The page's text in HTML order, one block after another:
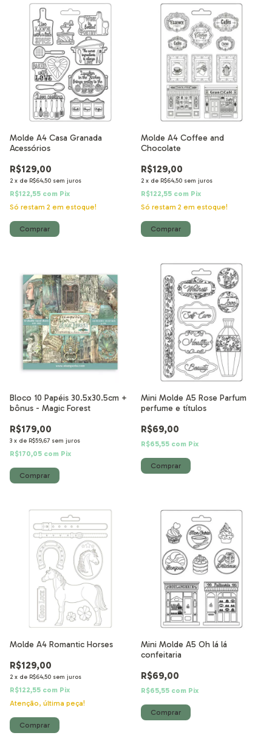
Molde A4 Casa Granada
Acessórios
R$129,00
2 x de R$64,50 sem juros
R$122,55 com Pix
Só restam 2 em estoque!
Molde A4 Coffee and
Chocolate
R$129,00
2 x de R$64,50 sem juros
R$122,55 com Pix
Só restam 2 em estoque!
Bloco 10 Papéis 30.5x30.5cm +
bônus - Magic Forest
R$179,00
3 x de R$59,67 sem juros
R$170,05 com Pix
Mini Molde A5 Rose Parfum
perfume e títulos
R$69,00
R$65,55 com Pix
Molde A4 Romantic Horses
R$129,00
2 x de R$64,50 sem juros
R$122,55 com Pix
Atenção, última peça!
Mini Molde A5 Oh lá lá
confeitaria
R$69,00
R$65,55 com Pix